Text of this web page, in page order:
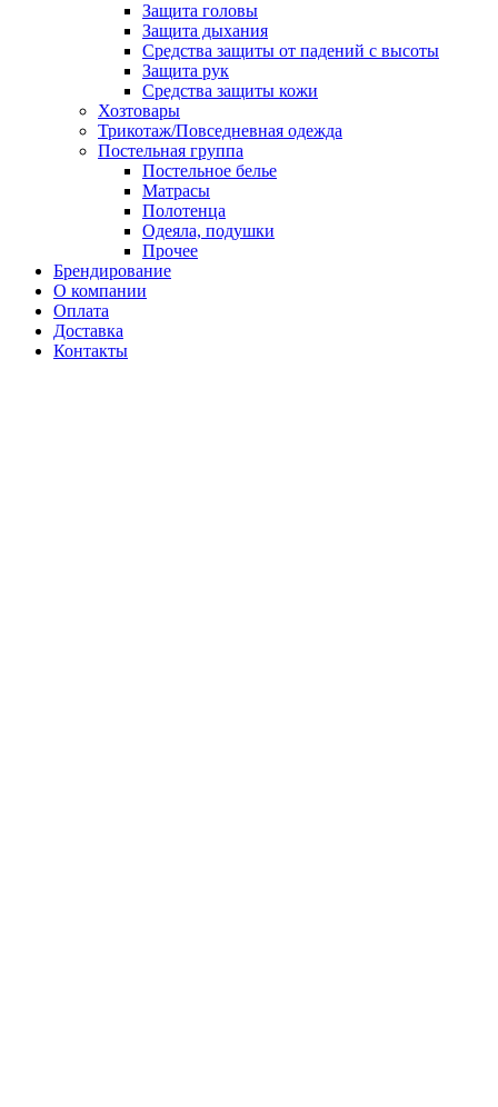
Защита головы
Защита дыхания
Средства защиты от падений с высоты
Защита рук
Средства защиты кожи
Хозтовары
Трикотаж/Повседневная одежда
Постельная группа
Постельное белье
Матрасы
Полотенца
Одеяла, подушки
Прочее
Брендирование
О компании
Оплата
Доставка
Контакты